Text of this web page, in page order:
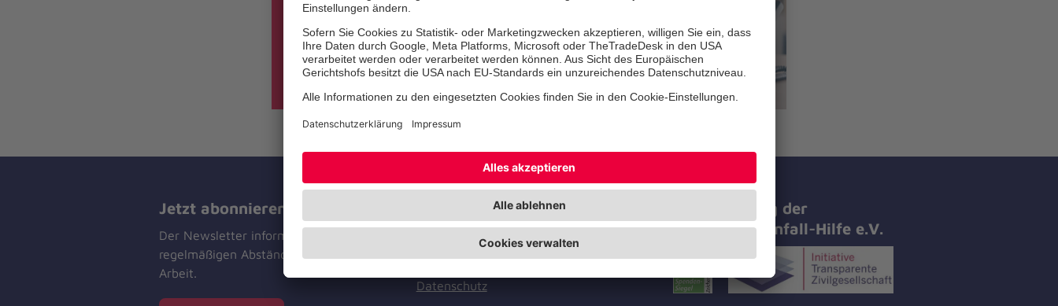
Die Johanniter
Jetzt abonnieren
Der Newsletter informiert Sie in
regelmäßigen Abständen über unsere
Arbeit.
FacebookInstagramYoutubeTikTok
Datenschutz
Zertifizierung der
Johanniter-Unfall-Hilfe e.V.